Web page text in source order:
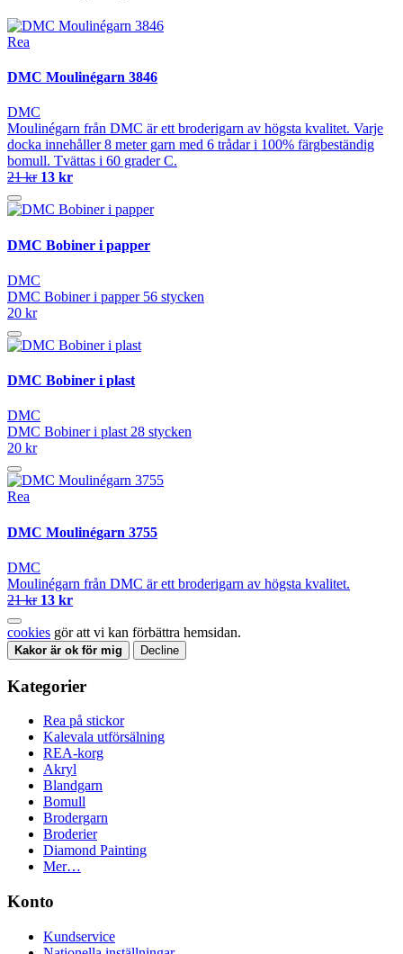
Rea
DMC Moulinégarn 3846
DMC
Moulinégarn från DMC är ett broderigarn av högsta kvalitet. Varje
docka innehåller 8 meter garn med 6 trådar i 100% färgbeständig
bomull. Tvättas i 60 grader C.
21 kr 13 kr
DMC Bobiner i papper
DMC
DMC Bobiner i papper 56 stycken
20 kr
DMC Bobiner i plast
DMC
DMC Bobiner i plast 28 stycken
20 kr
Rea
DMC Moulinégarn 3755
DMC
Moulinégarn från DMC är ett broderigarn av högsta kvalitet.
21 kr 13 kr
cookies gör att vi kan förbättra hemsidan.
Kakor är ok för mig Decline
Kategorier
Rea på stickor
Kalevala utförsälning
REA-korg
Akryl
Blandgarn
Bomull
Brodergarn
Broderier
Diamond Painting
Mer…
Konto
Kundservice